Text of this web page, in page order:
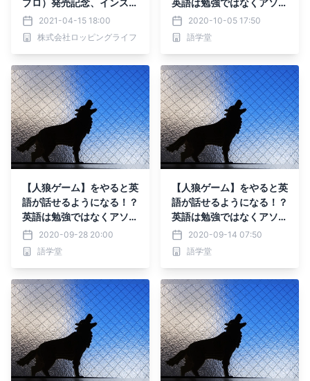
プロ）発売記念、インスタ
映え料理コンテストを開
催！
2021-04-15 18:00
株式会社ロッピングライフ
英語は勉強ではなくアソビ
で上達する！
2020-10-05 17:50
語学堂
【人狼ゲーム】をやると英
語が話せるようになる！？
英語は勉強ではなくアソビ
で上達する！
2020-09-28 20:00
語学堂
【人狼ゲーム】をやると英
語が話せるようになる！？
英語は勉強ではなくアソビ
で上達する！
2020-09-14 07:50
語学堂